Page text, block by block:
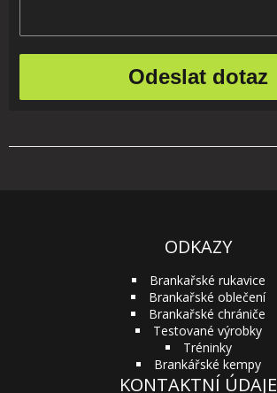
ODKAZY
Brankařské rukavice
Brankařské oblečení
Brankařské chrániče
Testované výrobky
Tréninky
Brankářské kempy
KONTAKTNÍ ÚDAJE